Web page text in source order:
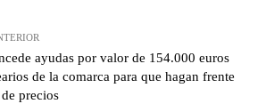
ayudas por valor de 154.000 euros
de la comarca para que hagan frente
precios